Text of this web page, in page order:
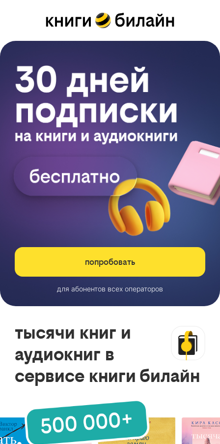
попробовать
для абонентов всех операторов
тысячи книг и
аудиокниг в
сервисе книги билайн